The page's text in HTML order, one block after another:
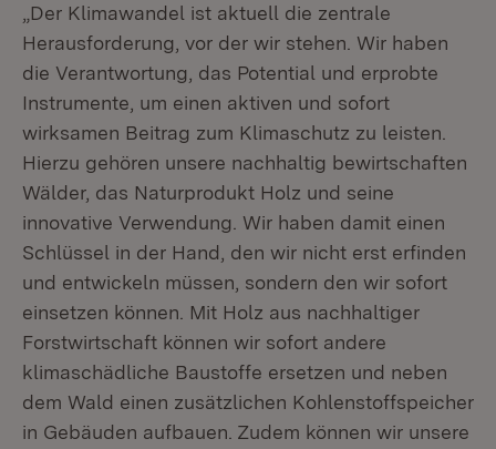
„Der Klimawandel ist aktuell die zentrale
Herausforderung, vor der wir stehen. Wir haben
die Verantwortung, das Potential und erprobte
Instrumente, um einen aktiven und sofort
wirksamen Beitrag zum Klimaschutz zu leisten.
Hierzu gehören unsere nachhaltig bewirtschaften
Wälder, das Naturprodukt Holz und seine
innovative Verwendung. Wir haben damit einen
Schlüssel in der Hand, den wir nicht erst erfinden
und entwickeln müssen, sondern den wir sofort
einsetzen können. Mit Holz aus nachhaltiger
Forstwirtschaft können wir sofort andere
klimaschädliche Baustoffe ersetzen und neben
dem Wald einen zusätzlichen Kohlenstoffspeicher
in Gebäuden aufbauen. Zudem können wir unsere